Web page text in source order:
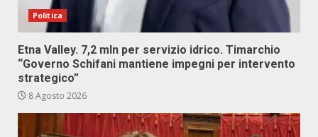
Politica
Etna Valley. 7,2 mln per servizio idrico. Timarchio
“Governo Schifani mantiene impegni per intervento
strategico”
8 Agosto 2026